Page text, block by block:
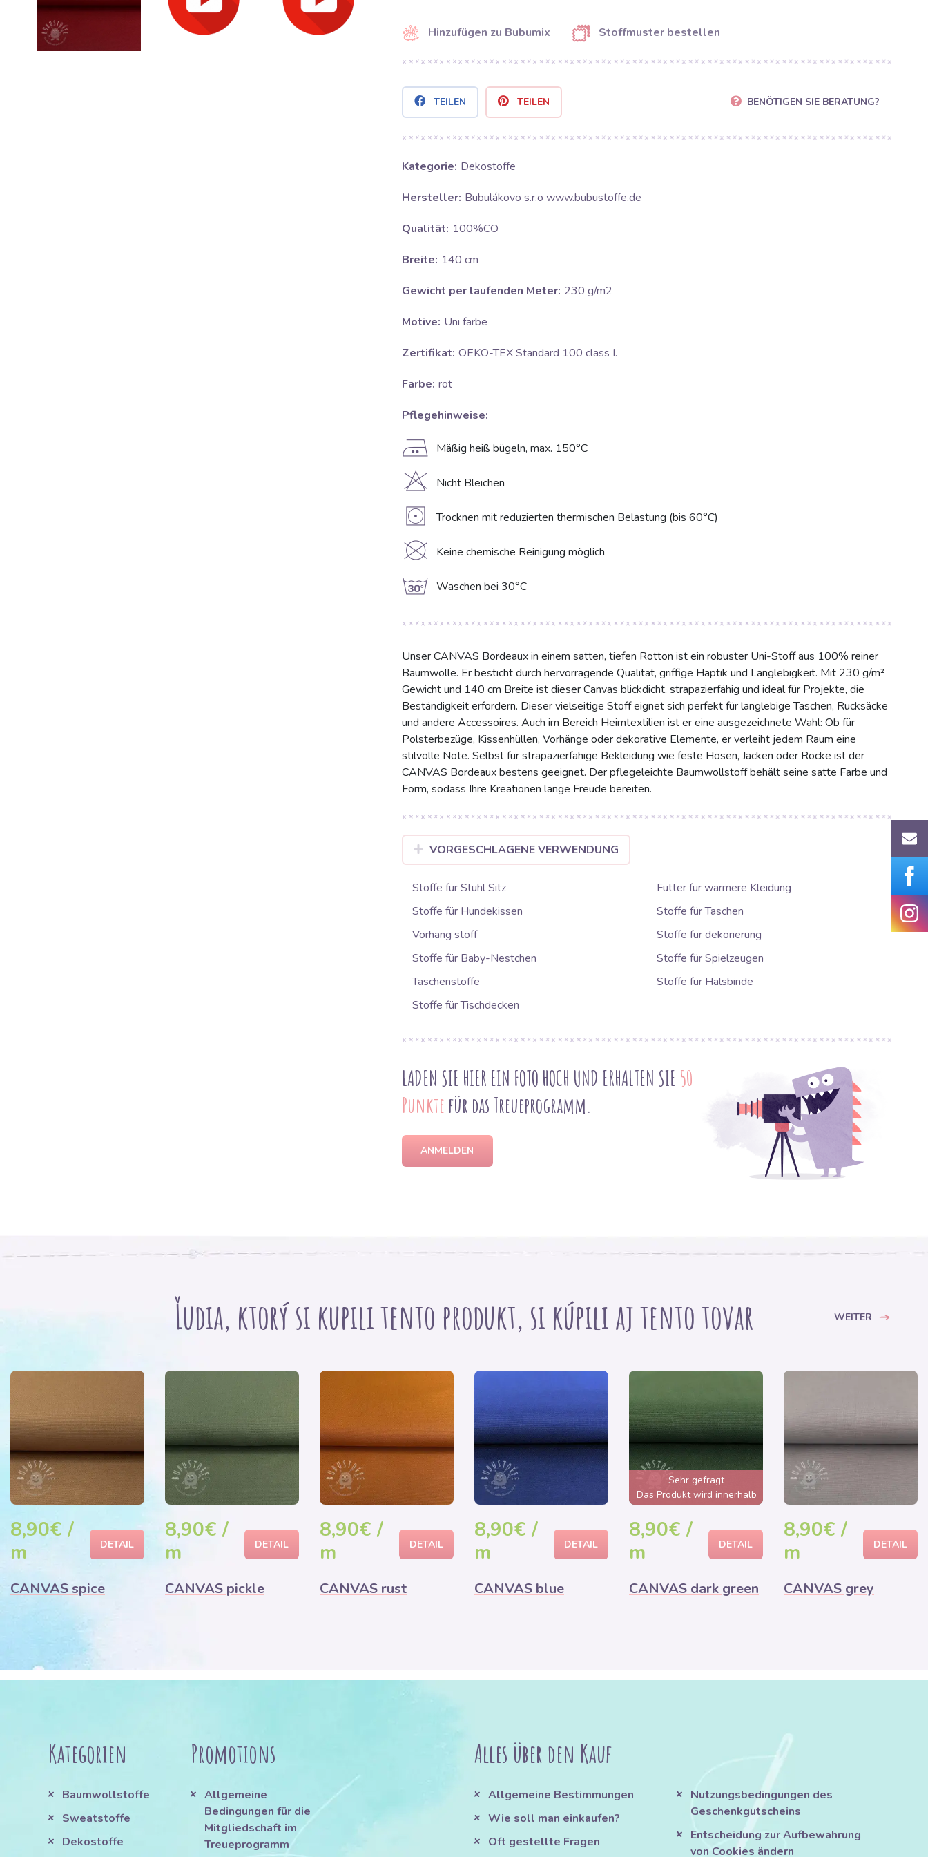
Hinzufügen zu Bubumix Stoffmuster bestellen
TEILEN TEILEN BENÖTIGEN SIE BERATUNG?
Kategorie: Dekostoffe
Hersteller: Bubulákovo s.r.o www.bubustoffe.de
Qualität: 100%CO
Breite: 140 cm
Gewicht per laufenden Meter: 230 g/m2
Motive: Uni farbe
Zertifikat: OEKO-TEX Standard 100 class I.
Farbe: rot
Pflegehinweise:
E Mäßig heiß bügeln, max. 150°C
H Nicht Bleichen
V Trocknen mit reduzierten thermischen Belastung (bis 60°C)
K Keine chemische Reinigung möglich
g Waschen bei 30°C
Unser CANVAS Bordeaux in einem satten, tiefen Rotton ist ein robuster Uni-Stoff aus 100% reiner
Baumwolle. Er besticht durch hervorragende Qualität, griffige Haptik und Langlebigkeit. Mit 230 g/m²
Gewicht und 140 cm Breite ist dieser Canvas blickdicht, strapazierfähig und ideal für Projekte, die
Beständigkeit erfordern. Dieser vielseitige Stoff eignet sich perfekt für langlebige Taschen, Rucksäcke
und andere Accessoires. Auch im Bereich Heimtextilien ist er eine ausgezeichnete Wahl: Ob für
Polsterbezüge, Kissenhüllen, Vorhänge oder dekorative Elemente, er verleiht jedem Raum eine
stilvolle Note. Selbst für strapazierfähige Bekleidung wie feste Hosen, Jacken oder Röcke ist der
CANVAS Bordeaux bestens geeignet. Der pflegeleichte Baumwollstoff behält seine satte Farbe und
Form, sodass Ihre Kreationen lange Freude bereiten.
VORGESCHLAGENE VERWENDUNG
Stoffe für Stuhl Sitz
Futter für wärmere Kleidung
Stoffe für Hundekissen
Stoffe für Taschen
Vorhang stoff
Stoffe für dekorierung
Stoffe für Baby-Nestchen
Stoffe für Spielzeugen
Taschenstoffe
Stoffe für Halsbinde
Stoffe für Tischdecken
LADEN SIE HIER EIN FOTO HOCH UND ERHALTEN SIE 50
Punktefür das Treueprogramm.
ANMELDEN
Ľudia, ktorý si kupili tento produkt, si kúpili aj tento tovar WEITER
8,90€ /
m
DETAIL
CANVAS spice
8,90€ /
m
DETAIL
CANVAS pickle
8,90€ /
m
DETAIL
CANVAS rust
8,90€ /
m
DETAIL
CANVAS blue
Sehr gefragt
Das Produkt wird innerhalb
von wenigen Stunden
ausverkauft sein
8,90€ /
m
DETAIL
CANVAS dark green
8,90€ /
m
DETAIL
CANVAS grey
Kategorien
Baumwollstoffe
Sweatstoffe
Dekostoffe
Promotions
Allgemeine
Bedingungen für die
Mitgliedschaft im
Treueprogramm
Alles über den Kauf
Allgemeine Bestimmungen
Wie soll man einkaufen?
Oft gestellte Fragen
Nutzungsbedingungen des
Geschenkgutscheins
Entscheidung zur Aufbewahrung
von Cookies ändern